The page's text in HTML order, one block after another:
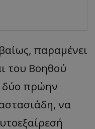
παραμένει
του Βοηθού
δύο πρώην
να